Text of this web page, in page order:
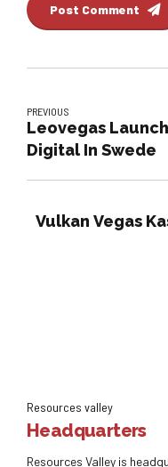
Post Comment
PREVIOUS
Leovegas
Digital In Swede
Vulkan Vegas
Resources valley
Headquarters
Resources Valley is